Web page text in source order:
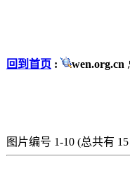
回到首页 : wen.org.cn
图片编号 1-10 (总共有